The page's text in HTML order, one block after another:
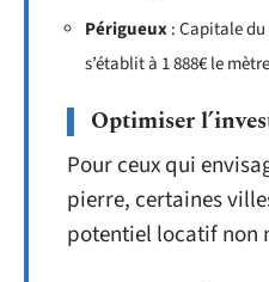
Périgueux: Capitale
s’établit à 1 888€ le
Optimiser
Pour ceux qui
pierre, certaines
potentiel locatif non